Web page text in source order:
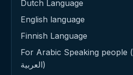
Dutch Language
English language
Finnish Language
For Arabic Speaking people (للناطقين باللغة
العربية)